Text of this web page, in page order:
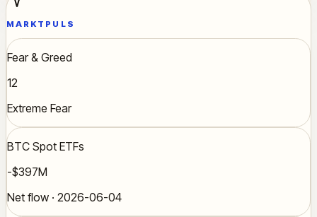
MARKTPULS
Fear & Greed
12
Extreme Fear
BTC Spot ETFs
-$397M
Net flow · 2026-06-04